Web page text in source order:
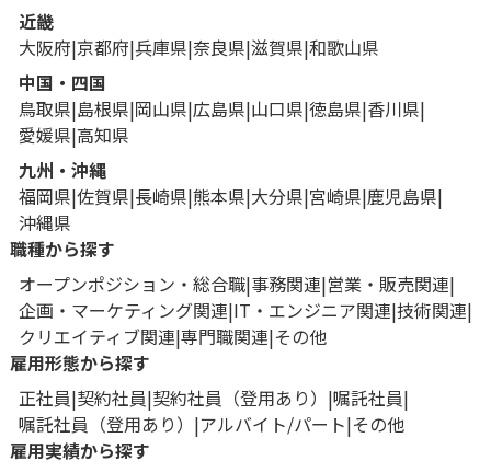
近畿
大阪府 京都府 兵庫県 奈良県 滋賀県 和歌山県
中国・四国
鳥取県 島根県 岡山県 広島県 山口県 徳島県 香川県
愛媛県 高知県
九州・沖縄
福岡県 佐賀県 長崎県 熊本県 大分県 宮崎県 鹿児島県
沖縄県
職種から探す
オープンポジション・総合職 事務関連 営業・販売関連
企画・マーケティング関連 IT・エンジニア関連 技術関連
クリエイティブ関連 専門職関連 その他
雇用形態から探す
正社員 契約社員 契約社員（登用あり）
嘱託社員
嘱託社員（登用あり）
アルバイト/パート その他
雇用実績から探す